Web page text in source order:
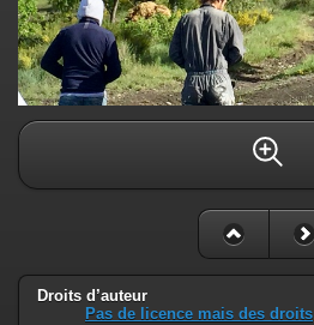
Droits d’auteur
Pas de licence mais des droits